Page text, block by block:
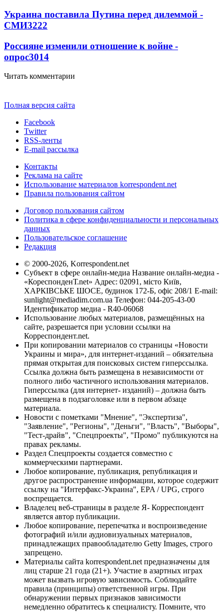
Украина поставила Путина перед дилеммой -
СМИ3222
Россияне изменили отношение к войне -
опрос3014
Читать комментарии
Полная версия сайта
Facebook
Twitter
RSS-ленты
E-mail рассылка
Контакты
Реклама на сайте
Использование материалов korrespondent.net
Правила пользования сайтом
Договор пользования сайтом
Политика в сфере конфиденциальности и персональных
данных
Пользовательское соглашение
Редакция
© 2000-2026, Korrespondent.net
Субъект в сфере онлайн-медиа Название онлайн-медиа -
«КореспонденТ.net» Адрес: 02091, місто Київ,
ХАРКІВСЬКЕ ШОСЕ, будинок 172-Б, офіс 208/1 E-mail:
sunlight@mediadim.com.ua Телефон: 044-205-43-00
Идентификатор медиа - R40-06068
Использование любых материалов, размещённых на
сайте, разрешается при условии ссылки на
Корреспондент.net.
При копировании материалов со страницы «Новости
Украины и мира», для интернет-изданий – обязательна
прямая открытая для поисковых систем гиперссылка.
Ссылка должна быть размещена в независимости от
полного либо частичного использования материалов.
Гиперссылка (для интернет- изданий) – должна быть
размещена в подзаголовке или в первом абзаце
материала.
Новости с пометками "Мнение", "Экспертиза",
"Заявление", "Регионы", "Деньги", "Власть", "Выборы",
"Тест-драйв", "Спецпроекты", "Промо" публикуются на
правах рекламы.
Раздел Спецпроекты создается совместно с
коммерческими партнерами.
Любое копирование, публикация, републикация и
другое распространение информации, которое содержит
ссылку на "Интерфакс-Украина", EPA / UPG, строго
воспрещается.
Владелец веб-страницы в разделе Я- Корреспондент
является автор публикации.
Любое копирование, перепечатка и воспроизведение
фотографий и/или аудиовизуальных материалов,
принадлежащих правообладателю Getty Images, строго
запрещено.
Материалы сайта korrespondent.net предназначены для
лиц старше 21 года (21+). Участие в азартных играх
может вызвать игровую зависимость. Соблюдайте
правила (принципы) ответственной игры. При
обнаружении первых признаков зависимости
немедленно обратитесь к специалисту. Помните, что